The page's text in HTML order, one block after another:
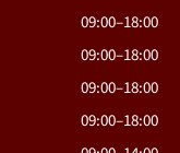
09:00–18:00
09:00–18:00
09:00–18:00
09:00–18:00